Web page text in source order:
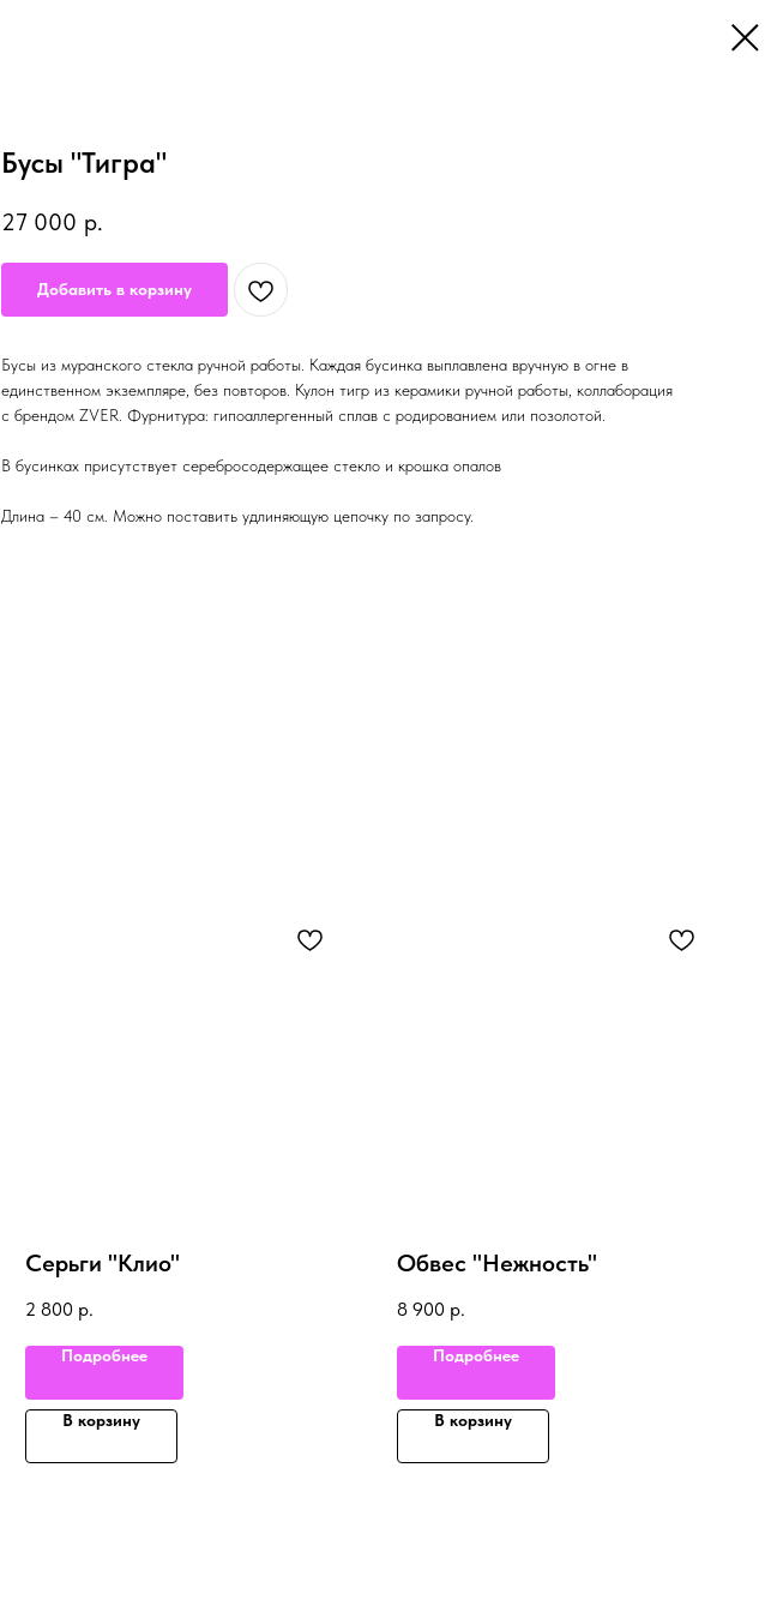
Бусы "Тигра"
27 000 р.
Добавить в корзину
Бусы из муранского стекла ручной работы. Каждая бусинка выплавлена вручную в огне в
единственном экземпляре, без повторов. Кулон тигр из керамики ручной работы, коллаборация
с брендом ZVER. Фурнитура: гипоаллергенный сплав с родированием или позолотой.
В бусинках присутствует серебросодержащее стекло и крошка опалов
Длина – 40 см. Можно поставить удлиняющую цепочку по запросу.
Серьги "Клио"
2 800 р.
Подробнее
В корзину
Обвес "Нежность"
8 900 р.
Подробнее
В корзину